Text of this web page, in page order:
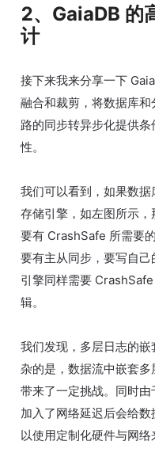
2、GaiaDB 的
计
接下来我来分享一下
融合和裁剪，将数据库
路的同步转异步化提供
性。
我们可以看到，如果数
存储引擎，如左图所示
要有 CrashSafe 所需要
要有主从同步，要写自
引擎同样需要
辑。
我们发现，多层日志的
杂的是，数据流中嵌套
带来了一定挑战。同时
加入了网络延迟后会给
以使用定制化硬件与网